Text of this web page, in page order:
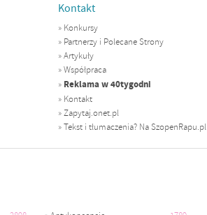
Kontakt
» Konkursy
» Partnerzy i Polecane Strony
»Artykuły
»Współpraca
» Reklama w 40tygodni
» Kontakt
»Zapytaj.onet.pl
»Tekst i tłumaczenia? Na SzopenRapu.pl